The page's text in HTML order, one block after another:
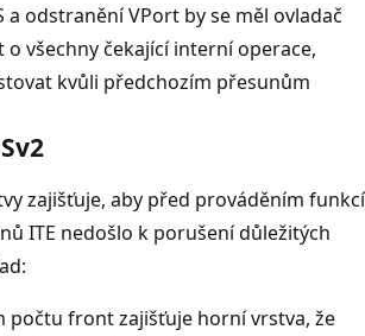
a odstranění VPort by se měl ovladač
všechny čekající interní operace,
kvůli předchozím přesunům
zajišťuje, aby před prováděním funkcí
ITE nedošlo k porušení důležitých
počtu front zajišťuje horní vrstva, že